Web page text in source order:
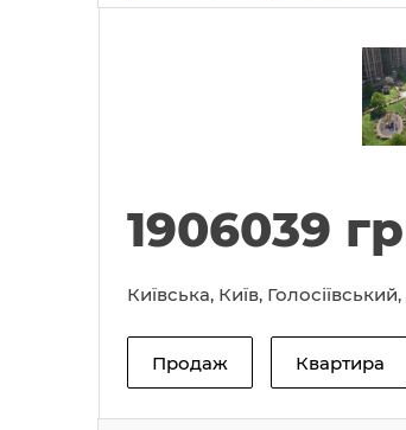
1906039
Київська, Київ,
Продаж Квартира